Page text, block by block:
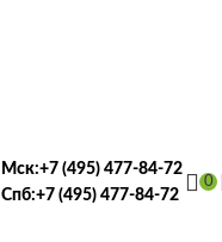
Мск:+7 (495) 477-84-72
Спб:+7 (495) 477-84-72
0